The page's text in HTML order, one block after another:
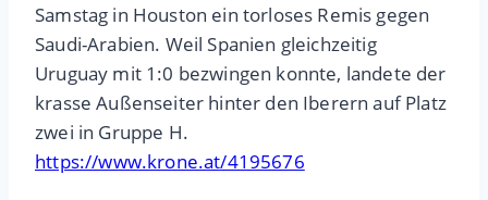
Samstag in Houston ein torloses Remis gegen
Saudi-Arabien. Weil Spanien gleichzeitig
Uruguay mit 1:0 bezwingen konnte, landete der
krasse Außenseiter hinter den Iberern auf Platz
zwei in Gruppe H.
https://www.krone.at/4195676